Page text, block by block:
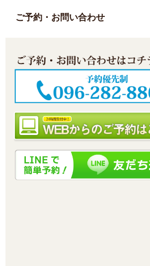
ご予約・お問い合わせ